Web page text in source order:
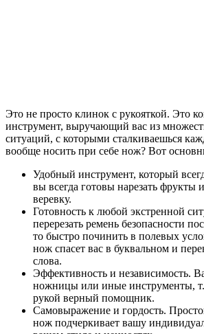
Это не просто клинок с рукояткой. Это
инструмент, выручающий вас из
ситуаций, с которыми сталкиваешься
вообще носить при себе нож? Вот
Удобный инструмент, который
вы всегда готовы нарезать фрукты
веревку.
Готовность к любой экстренной
перерезать ремень безопасности
то быстро починить в полевых
нож спасет вас в буквальном и
слова.
Эффективность и независимость.
ножницы или иные инструменты,
рукой верный помощник.
Самовыражение и гордость.
нож подчеркивает вашу